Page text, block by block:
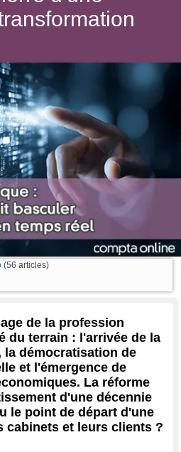
(56 articles)
de la profession
du terrain : l'arrivée de la
démocratisation de
et l'émergence de
La réforme
d'une décennie
le point de départ d'une
cabinets et leurs clients ?